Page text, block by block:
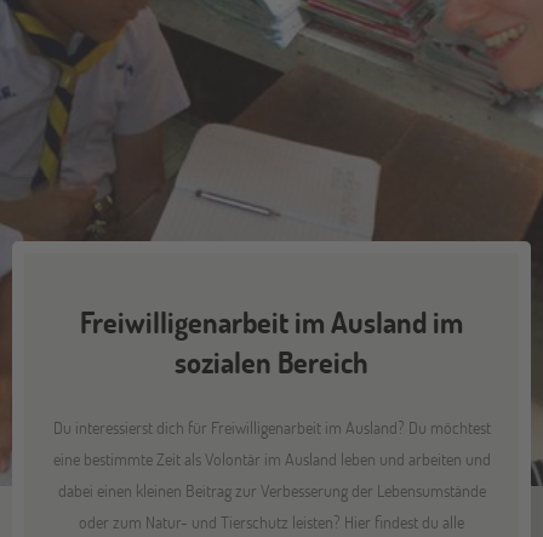
Freiwilligenarbeit im Ausland im
sozialen Bereich
Du interessierst dich für Freiwilligenarbeit im Ausland? Du möchtest
eine bestimmte Zeit als Volontär im Ausland leben und arbeiten und
dabei einen kleinen Beitrag zur Verbesserung der Lebensumstände
oder zum Natur- und Tierschutz leisten? Hier findest du alle